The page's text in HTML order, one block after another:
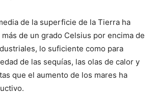
de la superficie de la Tierra ha
de un grado Celsius por encima de
lo suficiente como para
de las sequías, las olas de calor y
que el aumento de los mares ha